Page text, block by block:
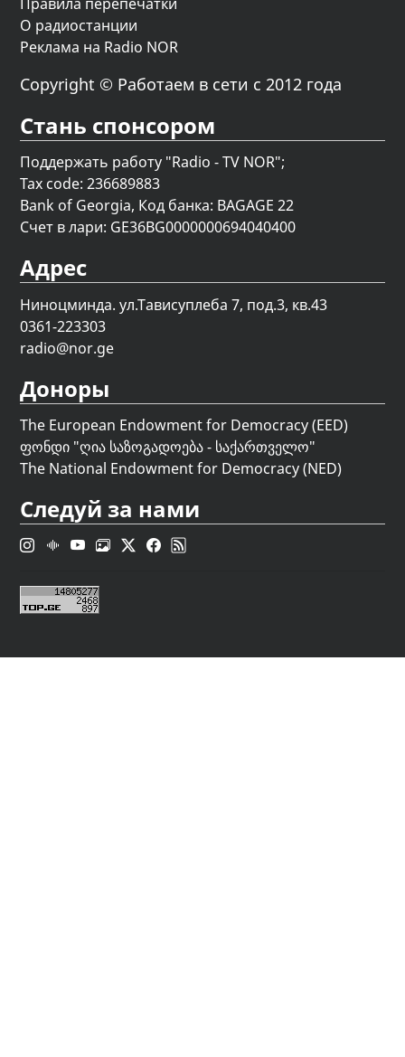
О радиостанции
Реклама на Radio NOR
Copyright © Работаем в сети с 2012 года
Стань спонсором
Поддержать работу "Radio - TV NOR";
Tax code: 236689883
Bank of Georgia, Код банка: BAGAGE 22
Счет в лари: GE36BG0000000694040400
Адрес
Ниноцминда. ул.Тависуплеба 7, под.3, кв.43
0361-223303
radio@nor.ge
Доноры
The European Endowment for Democracy (EED)
ფონდი "ღია საზოგადოება - საქართველო"
The National Endowment for Democracy (NED)
Следуй за нами